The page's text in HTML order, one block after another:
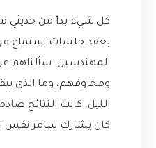
كل شيء بدأ من حديثي
بعقد جلسات استماع
المهندسين. سألناهم
ومخاوفهم، وما الذي
الليل. كانت النتائج
كان يشارك سامر نفس